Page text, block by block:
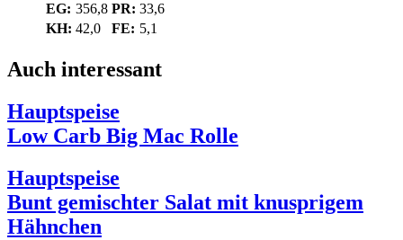
EG: 356,8 PR: 33,6
KH: 42,0 FE: 5,1
Auch interessant
Hauptspeise
Low Carb Big Mac Rolle
Hauptspeise
Bunt gemischter Salat mit knusprigem
Hähnchen